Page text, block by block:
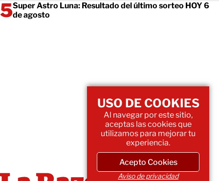
Super Astro Luna: Resultado del último sorteo HOY 6
de agosto
USO DE COOKIES
Al navegar por este sitio,
aceptas las cookies que
utilizamos para mejorar tu
experiencia.
Acepto Cookies
Aviso de privacidad